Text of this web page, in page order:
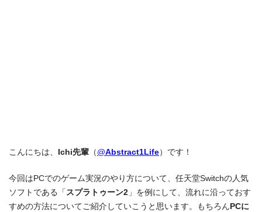
こんにちは、 Ichi先輩 （ @Abstract1Life）です！
今回はPCでのゲーム実況のやり方について、任天堂Switchの人気
ソフトである「 スプラトゥーン2 」を例にして、流れに沿っておす
すめの方法についてご紹介していこうと思います。もちろん PCに